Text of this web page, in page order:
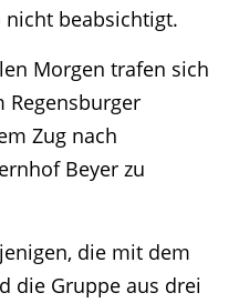
nicht beabsichtigt.
Morgen trafen sich
Regensburger
Zug nach
Beyer zu
die mit dem
die Gruppe aus drei